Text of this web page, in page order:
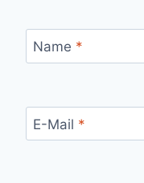
Name *
E-Mail *